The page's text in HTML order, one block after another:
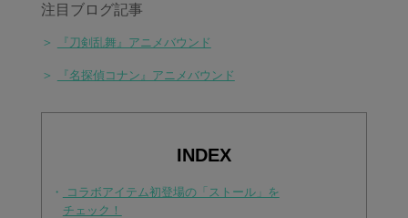
注目ブログ記事
＞ 『刀剣乱舞』アニメバウンド
＞ 『名探偵コナン』アニメバウンド
INDEX
・
コラボアイテム初登場の「ストール」を
チェック！